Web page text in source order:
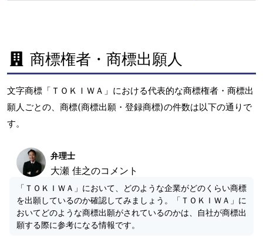
商標権者・商標出願人
文字商標「ＴＯＫＩＷＡ」における代表的な商標権者・商標出
願人ごとの、商標(商標出願・登録商標)の件数は以下の通りで
す。
弁理士
大瀬 佳之のコメント
「ＴＯＫＩＷＡ」において、どのような企業がどのくらい商標
を出願しているのか確認してみましょう。「ＴＯＫＩＷＡ」に
おいてどのような商標出願がされているのかは、自社が商標出
願する際に参考になる情報です。